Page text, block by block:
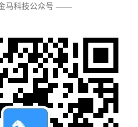
马科技公众号 ——